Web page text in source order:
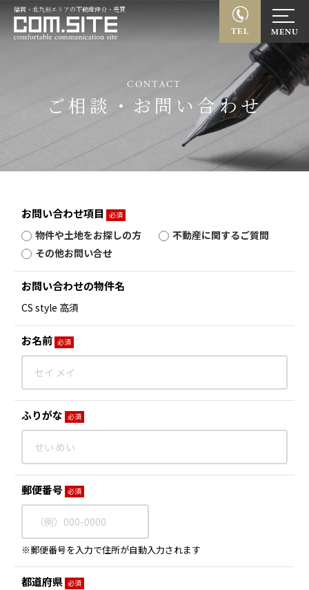
福岡・北九州エリアの不動産仲介・売買
TEL
CONTACT
ご相談・お問い合わせ
お問い合わせ項目 必須
物件や土地をお探しの方
不動産に関するご質問
その他お問い合せ
お問い合わせの物件名
CS style 高須
お名前 必須
ふりがな 必須
郵便番号 必須
※郵便番号を入力で住所が自動入力されます
都道府県 必須